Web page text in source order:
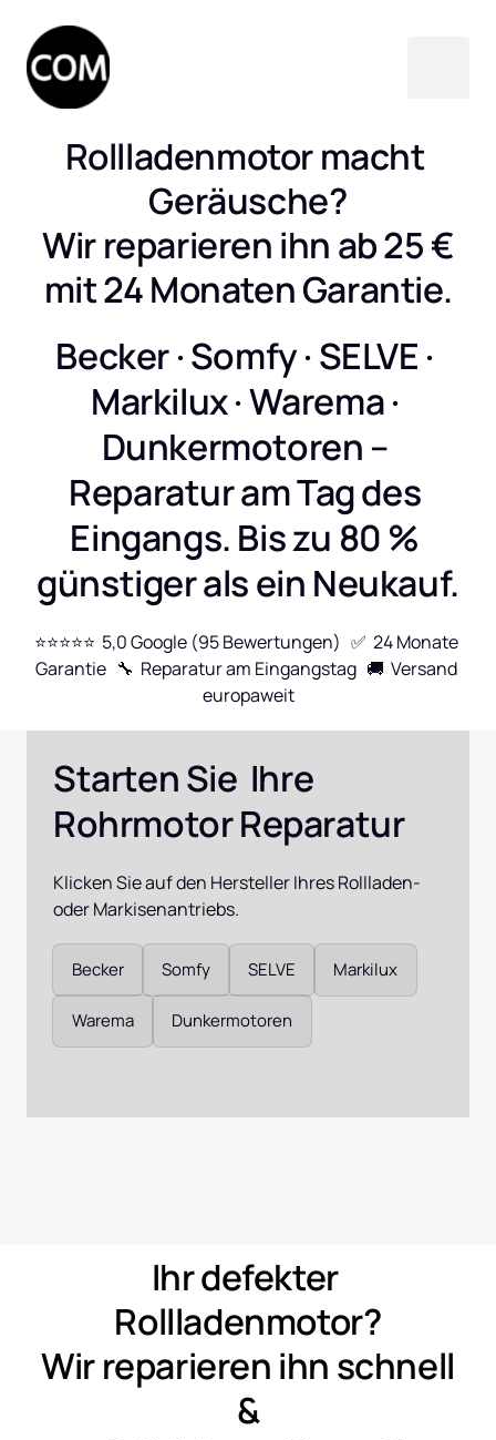
Rollladenmotor macht
Geräusche?
Wir reparieren ihn ab 25 €
mit 24 Monaten Garantie.
Becker · Somfy · SELVE ·
Markilux · Warema ·
Dunkermotoren –
Reparatur am Tag des
Eingangs. Bis zu 80 %
günstiger als ein Neukauf.
⭐⭐⭐⭐⭐  5,0 Google (95 Bewertungen)   ✅  24 Monate
Garantie   🔧  Reparatur am Eingangstag   🚚  Versand
europaweit
Starten Sie  Ihre
Rohrmotor Reparatur
Klicken Sie auf den Hersteller Ihres Rollladen-
oder Markisenantriebs.
Becker Somfy SELVE Markilux
Warema Dunkermotoren
Ihr
defekter
Rollladenmotor?
Wir reparieren ihn
&